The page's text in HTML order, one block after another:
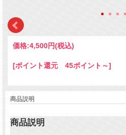
価格:4,500円(税込)
[ポイント還元 45ポイント～]
商品説明
商品説明